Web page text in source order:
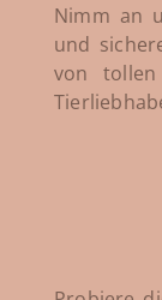
Nimm an
und
von